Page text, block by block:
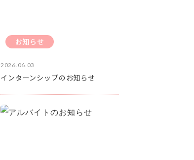
お知らせ
2026.06.03
インターンシップのお知らせ